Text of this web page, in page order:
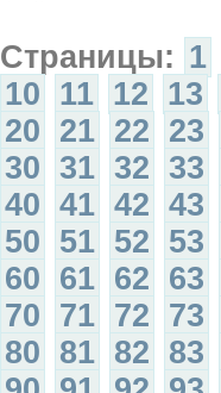
Страницы: 1
10 11 12 13
20 21 22 23
30 31 32 33
40 41 42 43
50 51 52 53
60 61 62 63
70 71 72 73
80 81 82 83